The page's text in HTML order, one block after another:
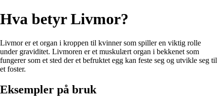
Hva betyr Livmor?
Livmor er et organ i kroppen til kvinner som spiller en viktig rolle
under graviditet. Livmoren er et muskulært organ i bekkenet som
fungerer som et sted der et befruktet egg kan feste seg og utvikle seg til
et foster.
Eksempler på bruk